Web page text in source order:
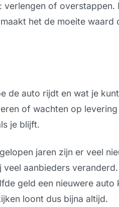
of overstappen.
het de moeite waard
de auto rijdt en wat je
of wachten op
je blijft.
jaren zijn er veel
aanbieders
geld een nieuwere auto
loont dus bijna altijd.